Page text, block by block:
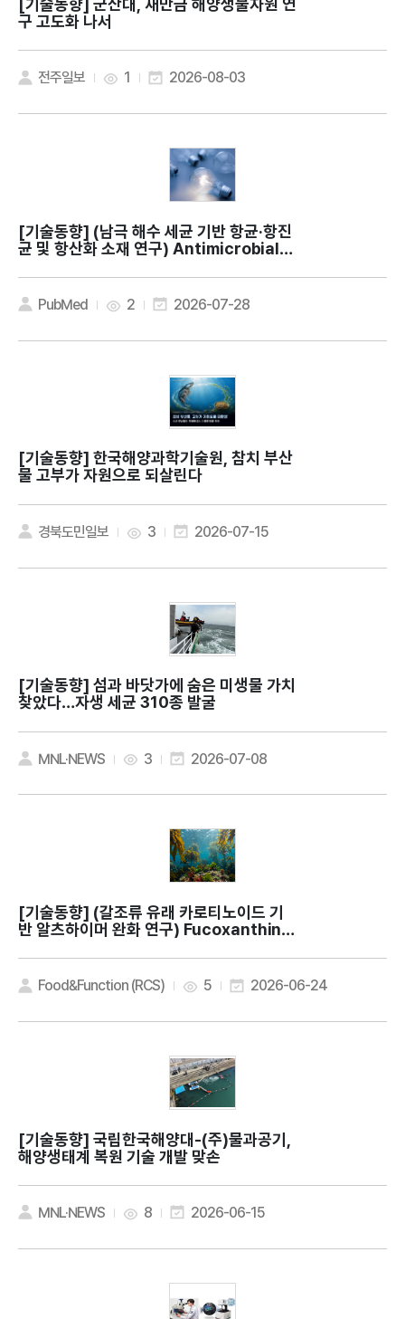
[기술동향]
구 고도화 나서
전주일보 1 2026-08-03
[기술동향]
균 및 항산화 소재 연구) Antimicrobial a
obacterium phyllosphaerae KS504
39 isolated from Antarctic seawat
er
PubMed 2 2026-07-28
[기술동향]
물 고부가 자원으로 되살린다
경북도민일보 3 2026-07-15
[기술동향]
찾았다…자생 세균 310종 발굴
MNL·NEWS 3 2026-07-08
[기술동향]
반 알츠하이머 완화 연구) Fucoxanthin e
utophagic flux and attenuates fer
roptosis in Alzheimer's disease mo
dels
Food&Function (RCS) 5 2026-06-24
[기술동향]
해양생태계 복원 기술 개발 맞손
MNL·NEWS 8 2026-06-15